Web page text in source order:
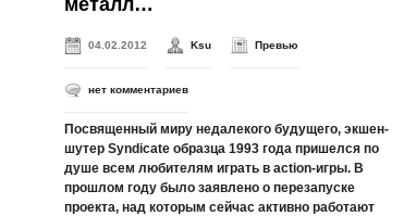
металл…
04.02.2012 Ksu Превью
нет комментариев
Посвященный миру недалекого будущего, экшен-
шутер Syndicate образца 1993 года пришелся по
душе всем любителям играть в action-игры. В
прошлом году было заявлено о перезапуске
проекта, над которым сейчас активно работают